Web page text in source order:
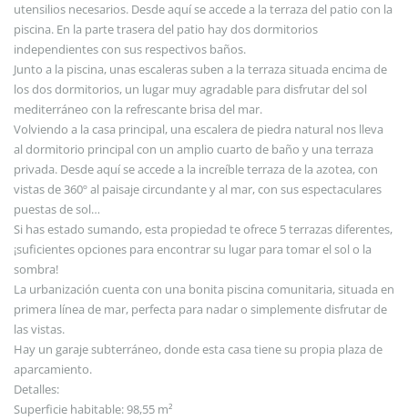
utensilios necesarios. Desde aquí se accede a la terraza del patio con la
piscina. En la parte trasera del patio hay dos dormitorios
independientes con sus respectivos baños.
Junto a la piscina, unas escaleras suben a la terraza situada encima de
los dos dormitorios, un lugar muy agradable para disfrutar del sol
mediterráneo con la refrescante brisa del mar.
Volviendo a la casa principal, una escalera de piedra natural nos lleva
al dormitorio principal con un amplio cuarto de baño y una terraza
privada. Desde aquí se accede a la increíble terraza de la azotea, con
vistas de 360º al paisaje circundante y al mar, con sus espectaculares
puestas de sol…
Si has estado sumando, esta propiedad te ofrece 5 terrazas diferentes,
¡suficientes opciones para encontrar su lugar para tomar el sol o la
sombra!
La urbanización cuenta con una bonita piscina comunitaria, situada en
primera línea de mar, perfecta para nadar o simplemente disfrutar de
las vistas.
Hay un garaje subterráneo, donde esta casa tiene su propia plaza de
aparcamiento.
Detalles:
Superficie habitable: 98,55 m²